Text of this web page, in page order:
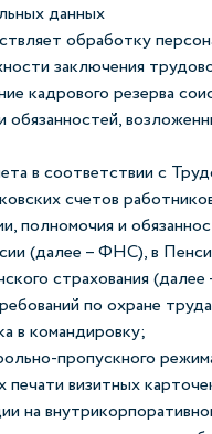
данных
обработку
заключения
кадрового резерва
обязанностей,
в соответствии с
счетов
полномочия и
(далее – ФНС), в
страхования
по охране
в командировку;
пропускного
печати визитных
на